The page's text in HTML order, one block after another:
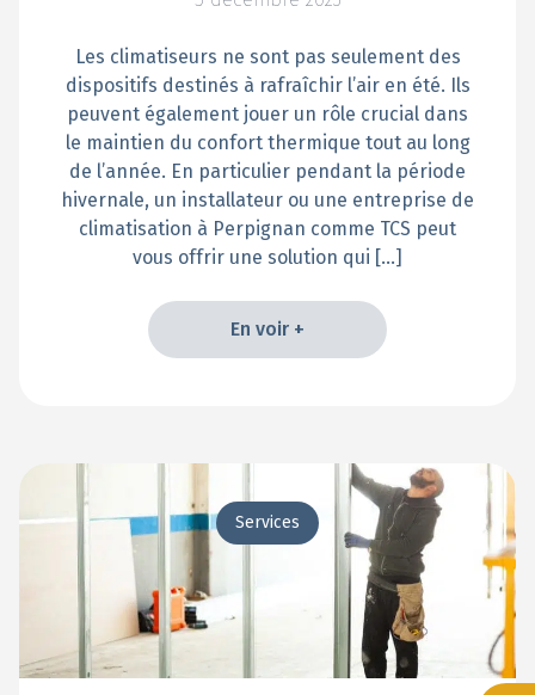
Les climatiseurs ne sont pas seulement des
dispositifs destinés à rafraîchir l’air en été. Ils
peuvent également jouer un rôle crucial dans
le maintien du confort thermique tout au long
de l’année. En particulier pendant la période
hivernale, un installateur ou une entreprise de
climatisation à Perpignan comme TCS peut
vous offrir une solution qui […]
En voir +
Services